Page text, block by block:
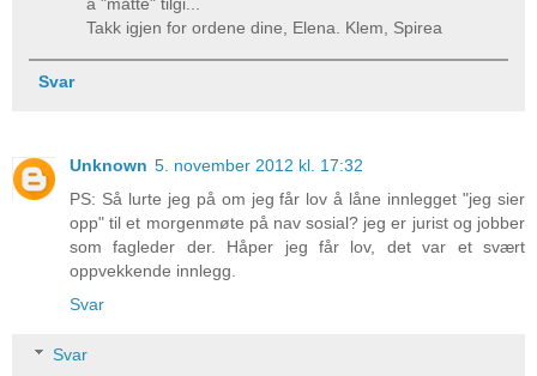
Takk igjen for ordene dine, Elena. Klem, Spirea
Svar
Unknown 5. november 2012 kl. 17:32
PS: Så lurte jeg på om jeg får lov å låne innlegget "jeg sier
opp" til et morgenmøte på nav sosial? jeg er jurist og jobber
som fagleder der. Håper jeg får lov, det var et svært
oppvekkende innlegg.
Svar
Svar